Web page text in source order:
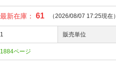
最新在庫： 61 （2026/08/07 17:25現在）
1 販売単位
1884ページ